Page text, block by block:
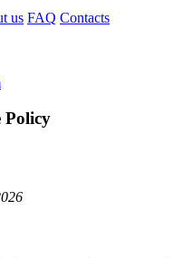
us FAQ Contacts
Policy